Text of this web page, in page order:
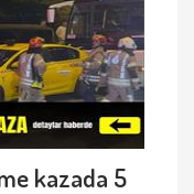
kazada 5